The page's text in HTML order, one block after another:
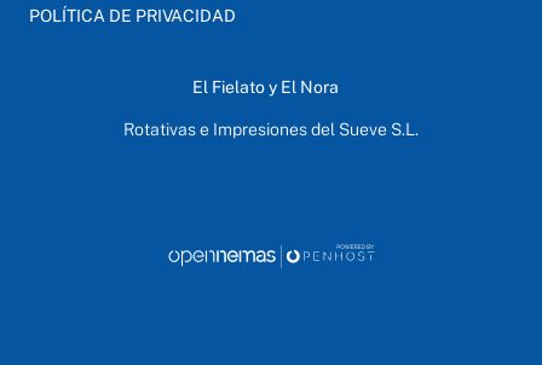
POLÍTICA DE PRIVACIDAD
El Fielato y El Nora
Rotativas e Impresiones del Sueve S.L.